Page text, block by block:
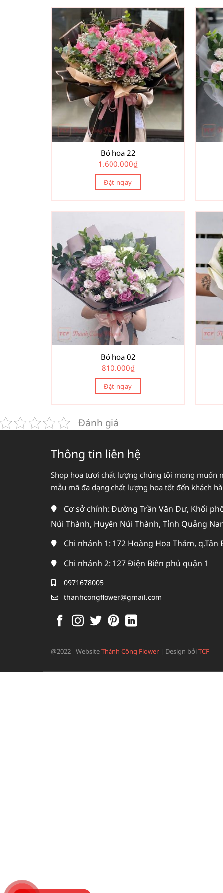
Bó hoa 22
1.600.000₫
Đặt ngay
Bó hoa 02
810.000₫
Đặt ngay
Đánh giá
Thông tin liên hệ
Shop hoa tươi chất lượng chúng tôi mong muốn
mẫu mã đa dạng chất lượng hoa tốt đến khách
Cơ sở chính: Đường Trần Văn Dư, Khối
Núi Thành, Huyện Núi Thành, Tỉnh Quảng
Chi nhánh 1: 172 Hoàng Hoa Thám, q.Tân
Chi nhánh 2: 127 Điện Biên phủ quận 1
0971678005
thanhcongflower@gmail.com
@2022 - WebsiteThành Công Flower | Design bởiTCF